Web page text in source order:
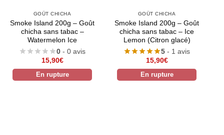
GOÛT CHICHA
Smoke Island 200g – Goût
chicha sans tabac –
Watermelon Ice
0 - 0 avis
15,90€
En rupture
GOÛT CHICHA
Smoke Island 200g – Goût
chicha sans tabac – Ice
Lemon (Citron glacé)
5 - 1 avis
15,90€
En rupture